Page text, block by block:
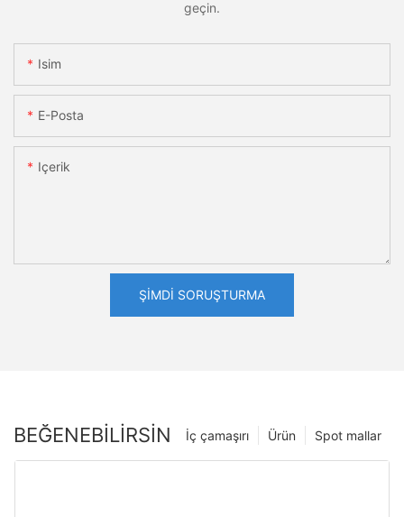
geçin.
Isim
E-Posta
Içerik
ŞIMDI SORUŞTURMA
BEĞENEBILIRSIN Spot mallar
Ürün
İç çamaşırı